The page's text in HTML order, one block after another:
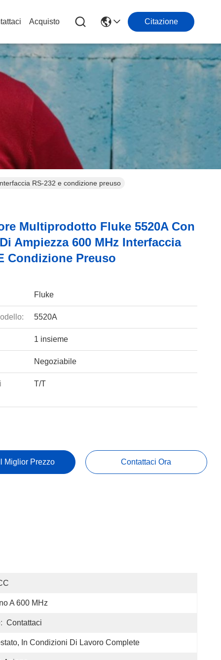
Acquisto Citazione
RS-232 e condizione preuso
Multiprodotto Fluke 5520A Con
Ampiezza 600 MHz Interfaccia
Condizione Preuso
Fluke
5520A
1 insieme
Negoziabile
T/T
Miglior Prezzo Contattaci Ora
A 600 MHz
Contattaci
In Condizioni Di Lavoro Complete